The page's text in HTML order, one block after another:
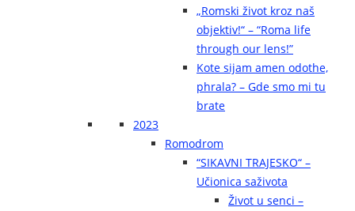
„Romski život kroz naš
objektiv!“ – “Roma life
through our lens!”
Kote sijam amen odothe,
phrala? – Gde smo mi tu
brate
2023
Romodrom
“SIKAVNI TRAJESKO“ –
Učionica saživota
Život u senci –